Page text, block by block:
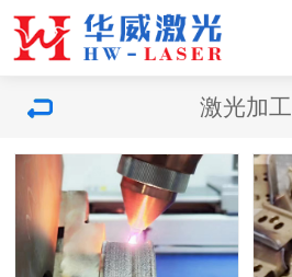
激光加工